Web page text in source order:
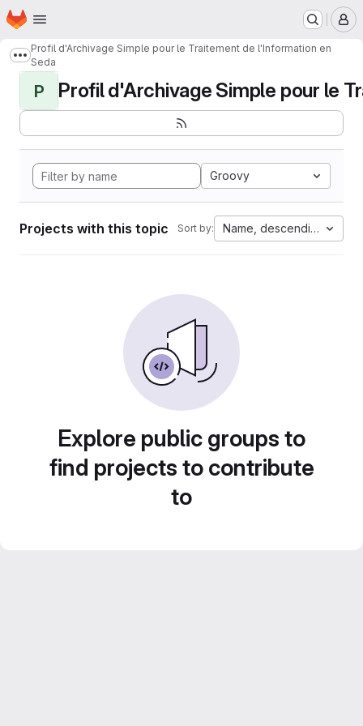
Skip to main content
Homepage
Show more breadcrumbs
Profil d'Archivage Simple pour le Traitement de l'Information en
Seda
P Profil d'Archivage Simple pour le
Groovy
Projects with this topic Sort by: Name, descending
Explore public groups to
find projects to contribute
to